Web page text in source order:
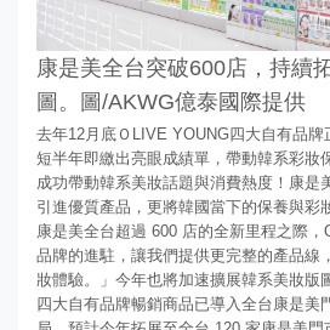
康是美全台突破600店，持續
圖。圖/AKWG億泰國際提供
去年12月底ＯLIVE YOUNG四大自有品牌
短半年即繳出亮眼成績單，帶動韓系彩妝
成功帶動韓系美妝話題與消費熱度！康是
引進優質產品，更將韓國當下的保養與彩
康是美全台超過 600 店的全新里程之際
品牌的進駐，讓我們提供更完整的產品線
妝體驗。」今年也將加速擴展韓系美妝版
四大自有品牌暢銷商品已導入全台康是美